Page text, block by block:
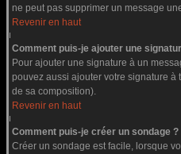
ne peut pas supprimer un message
Revenir en haut
Comment puis-je ajouter une
Pour ajouter une signature à un
pouvez aussi ajouter votre signature
de sa composition).
Revenir en haut
Comment puis-je créer un sondage ?
Créer un sondage est facile, lorsque